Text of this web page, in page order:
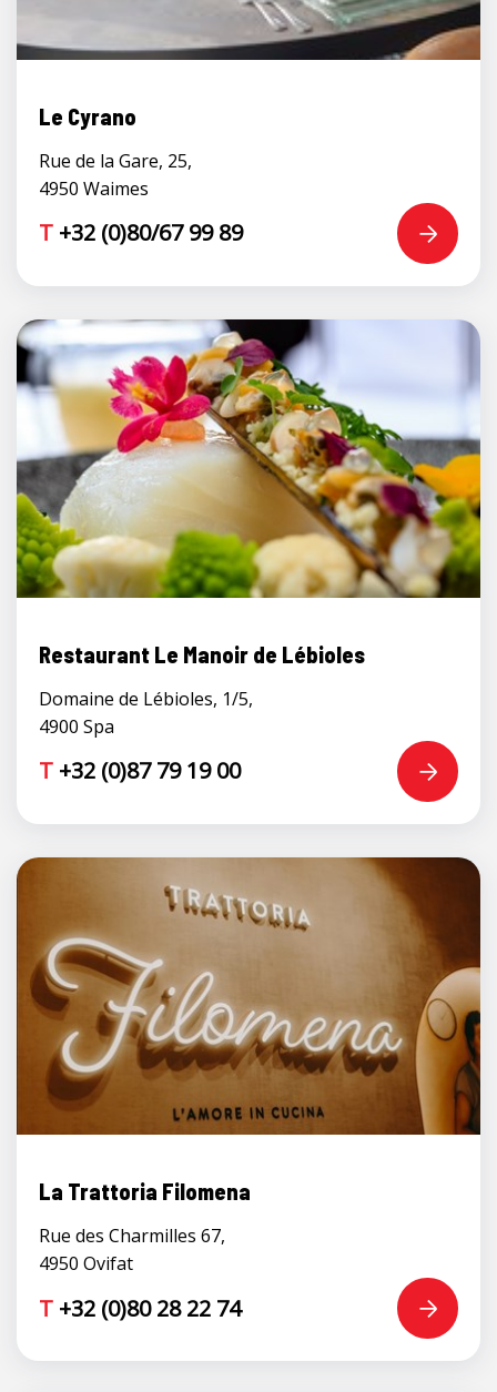
Le Cyrano
Rue de la Gare, 25,
4950 Waimes
T +32 (0)80/67 99 89
Restaurant Le Manoir de Lébioles
Domaine de Lébioles, 1/5,
4900 Spa
T +32 (0)87 79 19 00
La Trattoria Filomena
Rue des Charmilles 67,
4950 Ovifat
T +32 (0)80 28 22 74